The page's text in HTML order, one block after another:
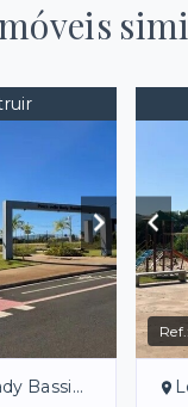
SP